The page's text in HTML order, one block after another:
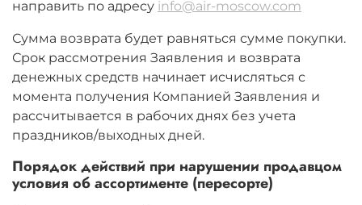
направить по адресу info@air-moscow.com
Сумма возврата будет равняться сумме покупки.
Срок рассмотрения Заявления и возврата
денежных средств начинает исчисляться с
момента получения Компанией Заявления и
рассчитывается в рабочих днях без учета
праздников/выходных дней.
Порядок действий при нарушении продавцом
условия об ассортименте (пересорте)